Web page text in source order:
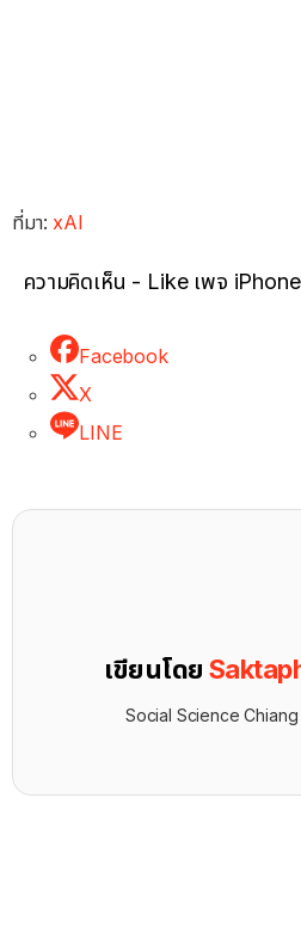
ที่มา:xAI
ความคิดเห็น - Like เพจ
Facebook
X
LINE
เขียนโดย
Social Science